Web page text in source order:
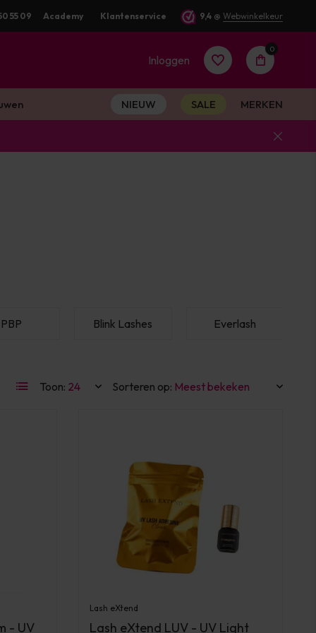
55 09 Academy Klantenservice 9,4 @ Webwinkelkeur
Inloggen
0
NIEUW SALE MERKEN
PBP Blink Lashes Everlash
Toon: Sorteren op:
- UV
Lash eXtend
Lash eXtend LUV - UV Light